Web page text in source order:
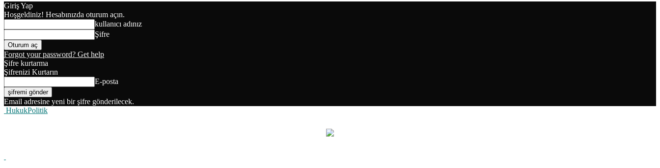
Giriş Yap
Hoşgeldiniz! Hesabınızda oturum açın.
kullanıcı adınız
Şifre
Forgot your password? Get help
Şifre kurtarma
Şifrenizi Kurtarın
E-posta
Email adresine yeni bir şifre gönderilecek.
HukukPolitik